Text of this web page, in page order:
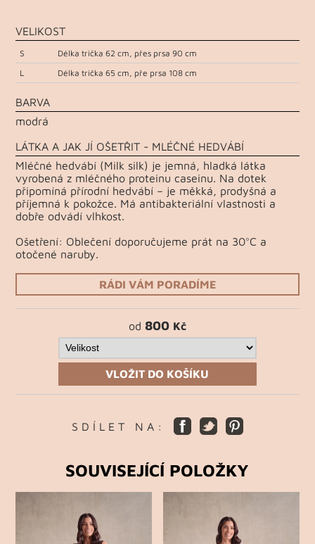
VELIKOST
S
Délka trička 62 cm, přes prsa 90 cm
L
Délka trička 65 cm, pře prsa 108 cm
BARVA
modrá
LÁTKA A JAK JÍ OŠETŘIT - MLÉČNÉ HEDVÁBÍ
Mléčné hedvábí (Milk silk) je jemná, hladká látka
vyrobená z mléčného proteinu caseinu. Na dotek
připomíná přírodní hedvábí – je měkká, prodyšná a
příjemná k pokožce. Má antibakteriální vlastnosti a
dobře odvádí vlhkost.
Ošetření: Oblečení doporučujeme prát na 30°C a
otočené naruby.
RÁDI VÁM PORADÍME
od 800 Kč
VLOŽIT DO KOŠÍKU
S D Í L E T N A :
SOUVISEJÍCÍ POLOŽKY